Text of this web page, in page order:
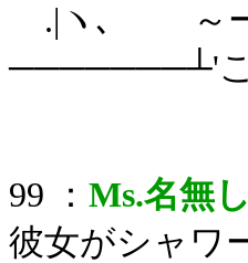
.|ヽ､ ～ー
───────┴'こ
99 ： Ms.名無
彼女がシャワ